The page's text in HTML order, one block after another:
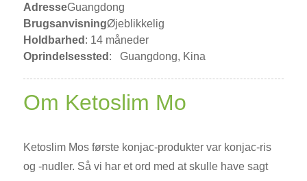
AdresseGuangdong
BrugsanvisningØjeblikkelig
Holdbarhed : 14 måneder
Oprindelsessted : Guangdong, Kina
Om Ketoslim Mo
Ketoslim Mos første konjac-produkter var konjac-ris
og -nudler. Så vi har et ord med at skulle have sagt